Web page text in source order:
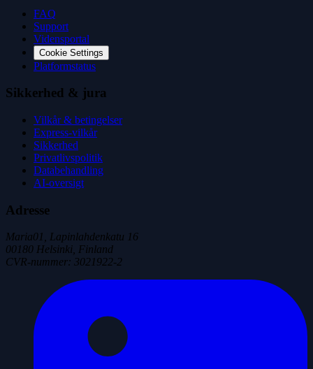
FAQ
Support
Vidensportal
Cookie Settings
Platformstatus
Sikkerhed & jura
Vilkår & betingelser
Express-vilkår
Sikkerhed
Privatlivspolitik
Databehandling
AI-oversigt
Adresse
Maria01, Lapinlahdenkatu 16
00180 Helsinki, Finland
CVR-nummer: 3021922-2